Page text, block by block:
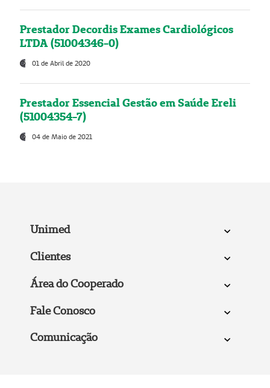
Prestador Decordis Exames Cardiológicos
LTDA (51004346-0)
01 de Abril de 2020
Prestador Essencial Gestão em Saúde Ereli
(51004354-7)
04 de Maio de 2021
Unimed
Clientes
Área do Cooperado
Fale Conosco
Comunicação